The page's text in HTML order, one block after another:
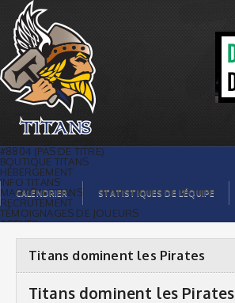
Titans dominent les Pirates | Titans de
témiscaming
#8804 (PAS DE TITRE)
BOUTIQUE TITANS
HÉBERGEMENT
INFO TITANS
MAGASIN TITANS
RECRUTEMENT
TÉMOIGNAGES DE JOUEURS
ACCUEIL
GALERIE PHOTOS
STATISTIQUES
ORGANISATION
CALENDRIER
CALENDRIER STATISTIQUES DE L’ÉQUIPE
Titans dominent les Pirates
Titans dominent les Pirates